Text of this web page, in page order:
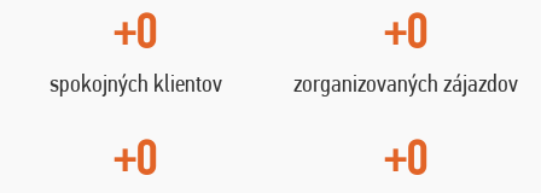
+0
spokojných klientov
+0
zorganizovaných zájazdov
+0 +0